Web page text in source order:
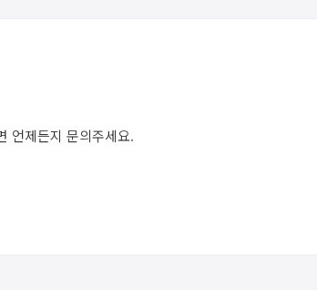
언제든지 문의주세요.